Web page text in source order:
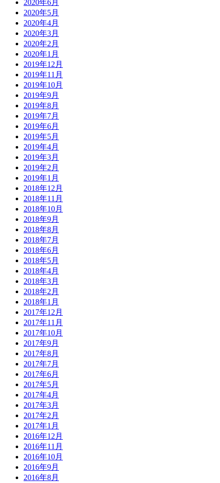
2020年6月
2020年5月
2020年4月
2020年3月
2020年2月
2020年1月
2019年12月
2019年11月
2019年10月
2019年9月
2019年8月
2019年7月
2019年6月
2019年5月
2019年4月
2019年3月
2019年2月
2019年1月
2018年12月
2018年11月
2018年10月
2018年9月
2018年8月
2018年7月
2018年6月
2018年5月
2018年4月
2018年3月
2018年2月
2018年1月
2017年12月
2017年11月
2017年10月
2017年9月
2017年8月
2017年7月
2017年6月
2017年5月
2017年4月
2017年3月
2017年2月
2017年1月
2016年12月
2016年11月
2016年10月
2016年9月
2016年8月